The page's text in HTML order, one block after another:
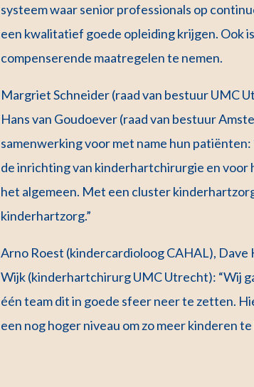
systeem waar senior professionals op
een kwalitatief goede opleiding krijgen. Ook
compenserende maatregelen te nemen.
Margriet Schneider (raad van bestuur UMC
Hans van Goudoever (raad van bestuur
samenwerking voor met name hun
de inrichting van kinderhartchirurgie en voor
het algemeen. Met een cluster
kinderhartzorg.”
Arno Roest (kindercardioloog CAHAL),
Wijk (kinderhartchirurg UMC Utrecht): “Wij
één team dit in goede sfeer neer te zetten.
een nog hoger niveau om zo meer kinderen te